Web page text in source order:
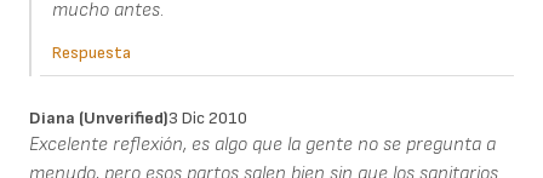
mucho antes.
Respuesta
Diana (unverified)3 Dic 2010
Excelente reflexión, es algo que la gente no se pregunta a